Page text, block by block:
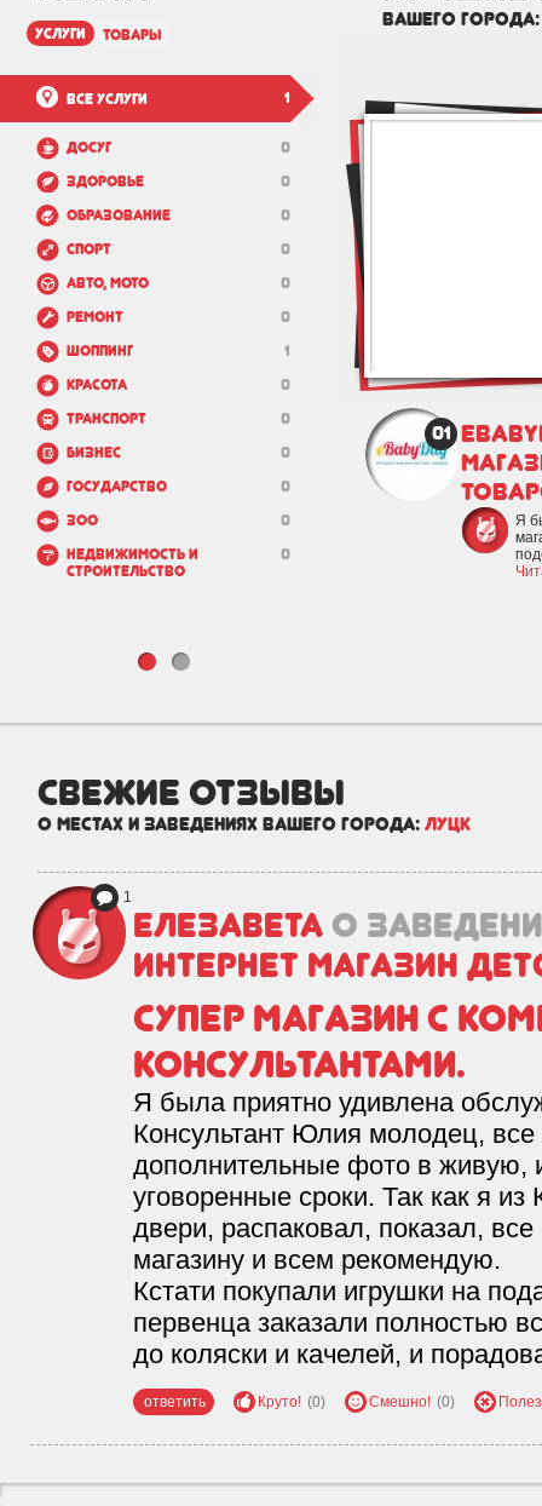
услуги товары
1
Все услуги
0
Досуг
0
Здоровье
0
Образование
0
Спорт
0
Авто, мото
0
Ремонт
1
Шоппинг
0
Красота
0
Транспорт
0
Бизнес
0
Государство
0
Зоо
0
Недвижимость и
строительство
вашего
01
Я
свежие отзывы
о местах и заведениях вашего города: Луцк
1
Елезавета о
интернет магазин
Супер магазин с
консультантами.
Я была приятно удивлена
Консультант Юлия молодец,
дополнительные фото в живую,
уговоренные сроки. Так как я из
двери, распаковал, показал,
магазину и всем рекомендую.
Кстати покупали игрушки на
первенца заказали полностью
до коляски и качелей, и
ответить Круто! (0) Смешно! (0)